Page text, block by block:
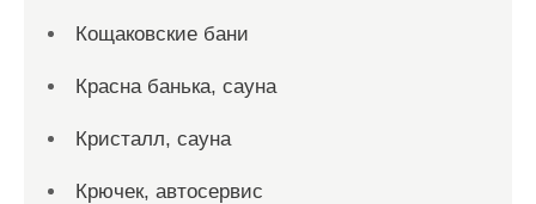
Кощаковские бани
Красна банька, сауна
Кристалл, сауна
Крючек, автосервис